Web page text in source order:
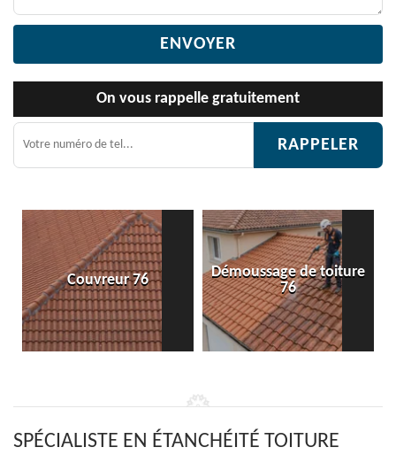
On vous rappelle gratuitement
76
Démoussage de toiture
76
SPÉCIALISTE EN ÉTANCHÉITÉ TOITURE